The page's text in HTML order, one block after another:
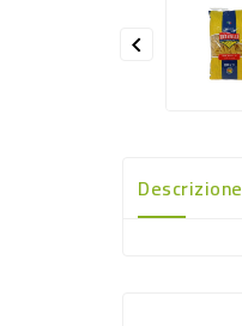

Descrizione